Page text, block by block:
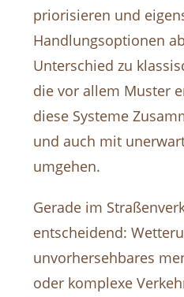
priorisieren und
Handlungsoptionen
Unterschied zu
die vor allem Muster
diese Systeme
und auch mit
umgehen.
Gerade im
entscheidend:
unvorhersehbares
oder komplexe